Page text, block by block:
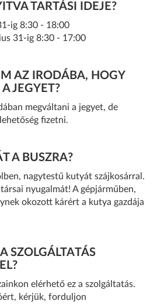
TARTÁSI IDEJE?
ig 8:30 - 18:00
31-ig 8:30 - 17:00
AZ IRODÁBA, HOGY
JEGYET?
megváltani a jegyet, de
fizetni.
A BUSZRA?
nagytestű kutyát szájkosárral.
nyugalmát! A gépjárműben,
okozott kárért a kutya gazdája
SZOLGÁLTATÁS
elérhető ez a szolgáltatás.
kérjük, forduljon